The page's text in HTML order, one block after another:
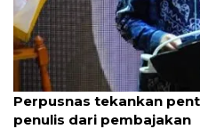
Perpusnas tekankan
penulis dari pembajakan